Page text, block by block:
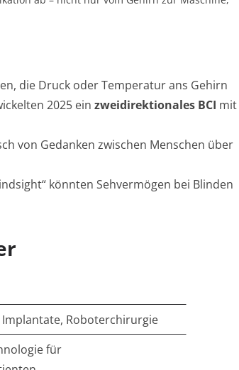
die Druck oder Temperatur ans Gehirn
2025 ein zweidirektionales BCI mit
von Gedanken zwischen Menschen über
könnten Sehvermögen bei Blinden
Roboterchirurgie
für